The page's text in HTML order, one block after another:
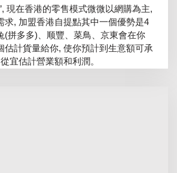
現在香港的零售模式微微以網購為主,
求, 加盟香港自提點其中一個優勢是4
(拼多多)、顺豐、菜鳥、京東會在你
估計貨量給你, 使你預計到生意額可承
宜估計營業額和利潤。